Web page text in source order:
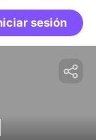
sesión